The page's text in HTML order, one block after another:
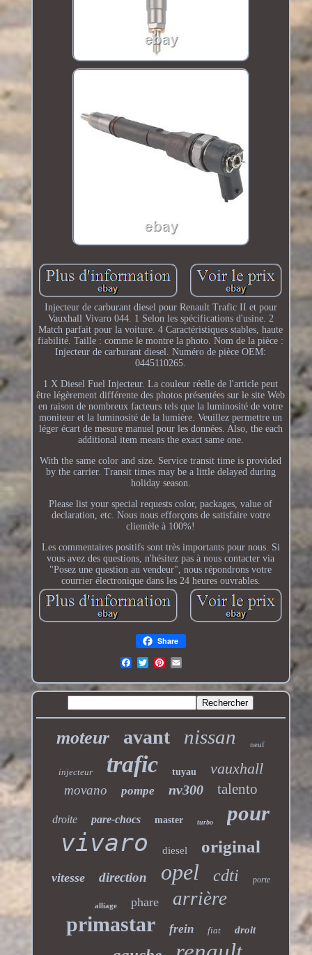
Injecteur de carburant diesel pour Renault Trafic II et pour
Vauxhall Vivaro 044. 1 Selon les spécifications d'usine. 2
Match parfait pour la voiture. 4 Caractéristiques stables, haute
fiabilité. Taille : comme le montre la photo. Nom de la pièce :
Injecteur de carburant diesel. Numéro de pièce OEM:
0445110265.
1 X Diesel Fuel Injecteur. La couleur réelle de l'article peut
être légèrement différente des photos présentées sur le site Web
en raison de nombreux facteurs tels que la luminosité de votre
moniteur et la luminosité de la lumière. Veuillez permettre un
léger écart de mesure manuel pour les données. Also, the each
additional item means the exact same one.
With the same color and size. Service transit time is provided
by the carrier. Transit times may be a little delayed during
holiday season.
Please list your special requests color, packages, value of
declaration, etc. Nous nous efforçons de satisfaire votre
clientèle à 100%!
Les commentaires positifs sont très importants pour nous. Si
vous avez des questions, n'hésitez pas à nous contacter via
"Posez une question au vendeur", nous répondrons votre
courrier électronique dans les 24 heures ouvrables.
Share
moteur avant nissan neuf
injecteur trafic tuyau vauxhall
movano pompe nv300 talento
droite pare-chocs master turbo pour
vivaro diesel original
vitesse direction opel cdti porte
alliage phare arrière
primastar frein fiat droit